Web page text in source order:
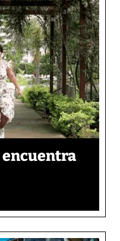
encuentra